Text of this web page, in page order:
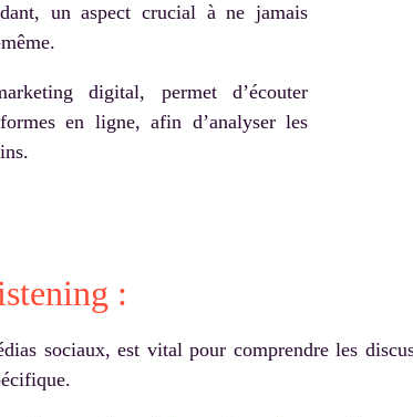
un aspect crucial à ne jamais
digital, permet d’écouter
en ligne, afin d’analyser les
:
sociaux, est vital pour comprendre les